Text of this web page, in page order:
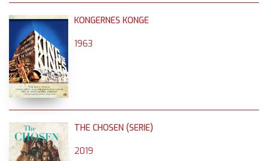
KONGERNES KONGE
1963
THE CHOSEN (SERIE)
2019